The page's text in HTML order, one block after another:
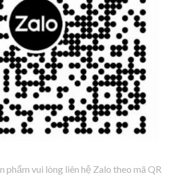
phẩm vui lòng liên hệ Zalo theo mã QR